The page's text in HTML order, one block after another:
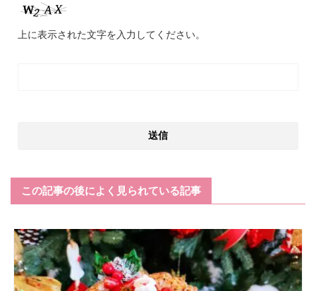
上に表示された文字を入力してください。
この記事の後によく見られている記事